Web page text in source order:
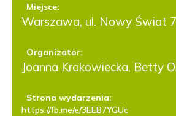
Miejsce:
Warszawa, ul. Nowy Świat
Organizator:
Joanna Krakowiecka, Betty
Strona wydarzenia:
https://fb.me/e/3EEB7YGUc